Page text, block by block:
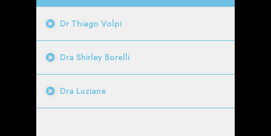
Dr Thiago Volpi
Dra Shirley Borelli
Dra Luziane